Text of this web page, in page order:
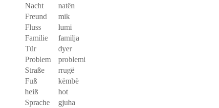
Nacht
natën
Freund
mik
Fluss
lumi
Familie
familja
Tür
dyer
Problem
problemi
Straße
rrugë
Fuß
këmbë
heiß
hot
Sprache
gjuha